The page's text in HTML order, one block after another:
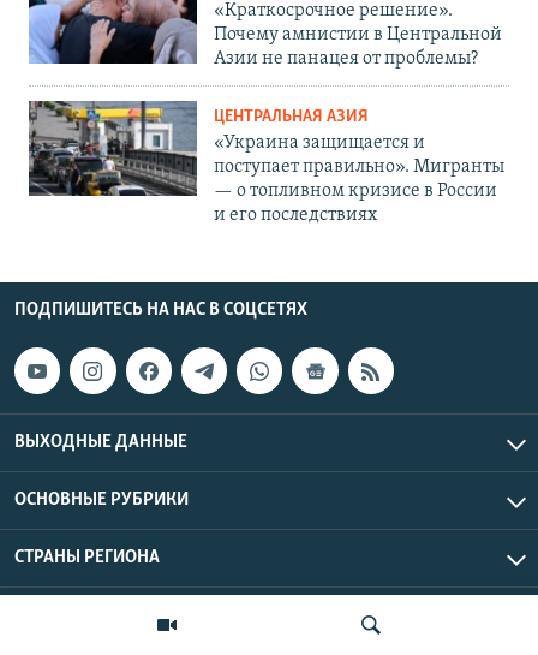
«Краткосрочное решение».
Почему амнистии в Центральной
Азии не панацея от проблемы?
ЦЕНТРАЛЬНАЯ АЗИЯ
«Украина защищается и
поступает правильно». Мигранты
— о топливном кризисе в России
и его последствиях
ПОДПИШИТЕСЬ НА НАС В СОЦСЕТЯХ
ВЫХОДНЫЕ ДАННЫЕ
ОСНОВНЫЕ РУБРИКИ
СТРАНЫ РЕГИОНА
Азаттык Азия © 2026 RFE/RL, Inc. | Все права защищены.